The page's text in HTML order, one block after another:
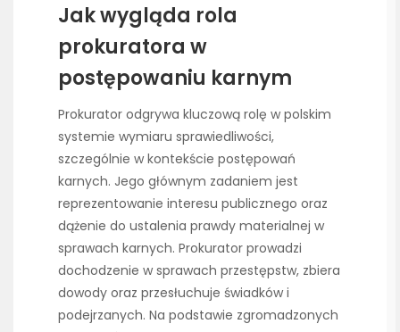
Jak wygląda rola
prokuratora w
postępowaniu karnym
Prokurator odgrywa kluczową rolę w polskim
systemie wymiaru sprawiedliwości,
szczególnie w kontekście postępowań
karnych. Jego głównym zadaniem jest
reprezentowanie interesu publicznego oraz
dążenie do ustalenia prawdy materialnej w
sprawach karnych. Prokurator prowadzi
dochodzenie w sprawach przestępstw, zbiera
dowody oraz przesłuchuje świadków i
podejrzanych. Na podstawie zgromadzonych